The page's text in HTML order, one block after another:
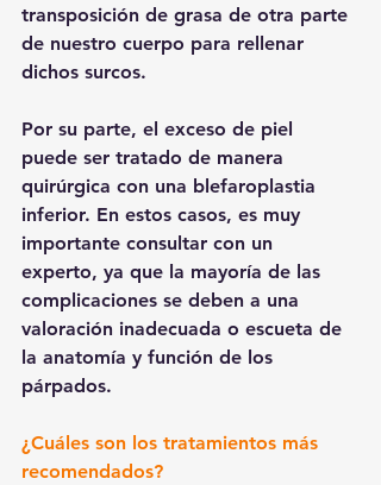
transposición de grasa de otra parte
de nuestro cuerpo para rellenar
dichos surcos.
Por su parte, el exceso de piel
puede ser tratado de manera
quirúrgica con una blefaroplastia
inferior. En estos casos, es muy
importante consultar con un
experto, ya que la mayoría de las
complicaciones se deben a una
valoración inadecuada o escueta de
la anatomía y función de los
párpados.
¿Cuáles son los tratamientos más
recomendados?